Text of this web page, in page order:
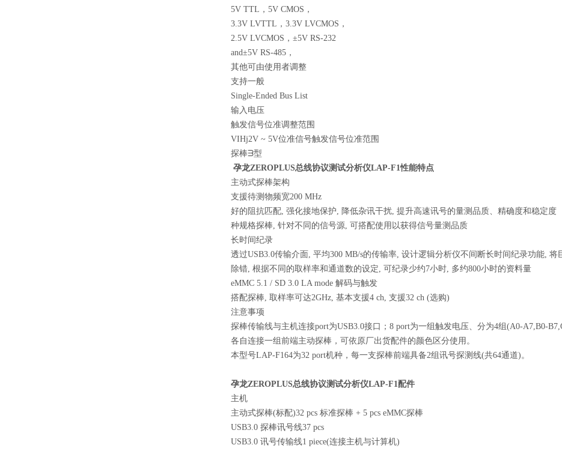
5V TTL，5V CMOS，
3.3V LVTTL，3.3V LVCMOS，
2.5V LVCMOS，±5V RS-232
and±5V RS-485，
其他可由使用者调整
支持一般
Single-Ended Bus List
输入电压
触发信号位准调整范围
VIHj2V ~ 5V位准信号触发信号位准范围
探棒ᗳ型
孕龙ZEROPLUS总线协议测试分析仪LAP-F1性能特点
主动式探棒架构
支援待测物频宽200 MHz
好的阻抗匹配, 强化接地保护, 降低杂讯干扰, 提升高速讯号的量测品质、精确度和稳定度
种规格探棒, 针对不同的信号源, 可搭配使用以获得信号量测品质
长时间纪录
透过USB3.0传输介面, 平均300 MB/s的传输率, 设计逻辑分析仪不间断长时间纪录功能,
除错, 根据不同的取样率和通道数的设定, 可纪录少约7小时, 多约800小时的资料量
eMMC 5.1 / SD 3.0 LA mode 解码与触发
搭配探棒, 取样率可达2GHz, 基本支援4 ch, 支援32 ch (选购)
注意事项
探棒传输线与主机连接port为USB3.0接口；8 port为一组触发电压、分为4组(A0-A7,B0-
各自连接一组前端主动探棒，可依原厂出货配件的颜色区分使用。
本型号LAP-F164为32 port机种，每一支探棒前端具备2组讯号探测线(共64通道)。
孕龙ZEROPLUS总线协议测试分析仪LAP-F1配件
主机
主动式探棒(标配)32 pcs 标准探棒 + 5 pcs eMMC探棒
USB3.0 探棒讯号线37 pcs
USB3.0 讯号传输线1 piece(连接主机与计算机)